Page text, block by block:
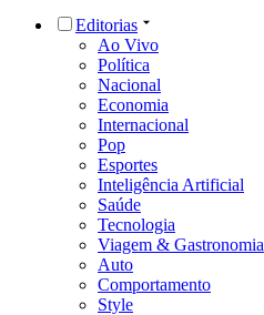
Editorias
Ao Vivo
Política
Nacional
Economia
Internacional
Pop
Esportes
Inteligência Artificial
Saúde
Tecnologia
Viagem & Gastronomia
Auto
Comportamento
Style